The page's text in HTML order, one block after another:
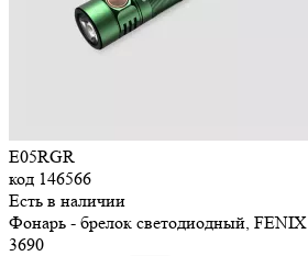
E05RGR
код 146566
Есть в наличии
Фонарь - брелок светодиодный, FENIX
3690